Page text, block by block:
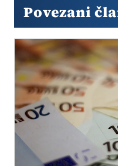
Povezani